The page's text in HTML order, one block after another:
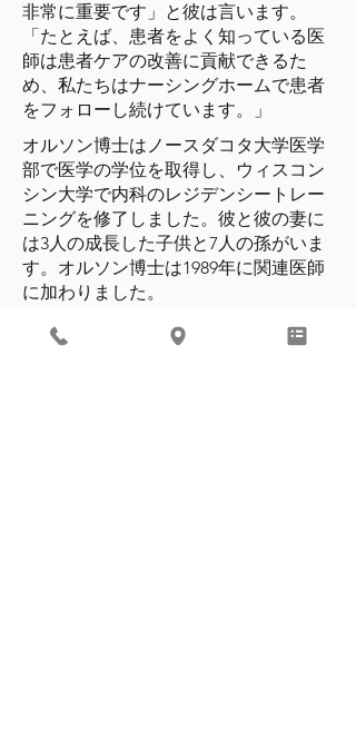
非常に重要です」と彼は言います。
「たとえば、患者をよく知っている医
師は患者ケアの改善に貢献できるた
め、私たちはナーシングホームで患者
をフォローし続けています。」
オルソン博士はノースダコタ大学医学
部で医学の学位を取得し、ウィスコン
シン大学で内科のレジデンシートレー
ニングを修了しました。彼と彼の妻に
は3人の成長した子供と7人の孫がいま
す。オルソン博士は1989年に関連医師
に加わりました。
「患者は私たちにとって単なる数では